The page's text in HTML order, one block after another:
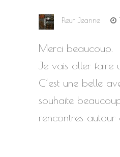
Fleur Jeanne
Merci beaucoup.
Je vais aller faire
C’est une belle
souhaite
rencontres autour